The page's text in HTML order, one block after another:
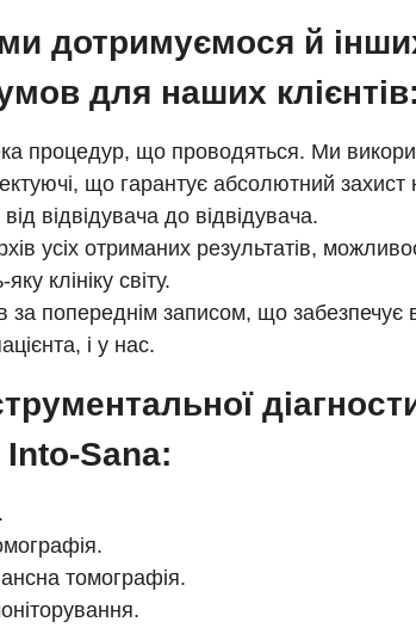
дотримуємося й
для наших клієнтів:
процедур, що проводяться. Ми
що гарантує абсолютний захист
відвідувача до відвідувача.
усіх отриманих результатів,
клініку світу.
за попереднім записом, що забезпечує
і у нас.
Into-Sana:
томографія.